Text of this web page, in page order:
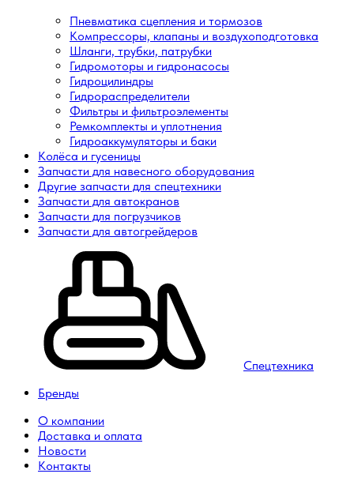
Пневматика сцепления и тормозов
Компрессоры, клапаны и воздухоподготовка
Шланги, трубки, патрубки
Гидромоторы и гидронасосы
Гидроцилиндры
Гидрораспределители
Фильтры и фильтроэлементы
Ремкомплекты и уплотнения
Гидроаккумуляторы и баки
Колёса и гусеницы
Запчасти для навесного оборудования
Другие запчасти для спецтехники
Запчасти для автокранов
Запчасти для погрузчиков
Запчасти для автогрейдеров
Спецтехника
Бренды
О компании
Доставка и оплата
Новости
Контакты